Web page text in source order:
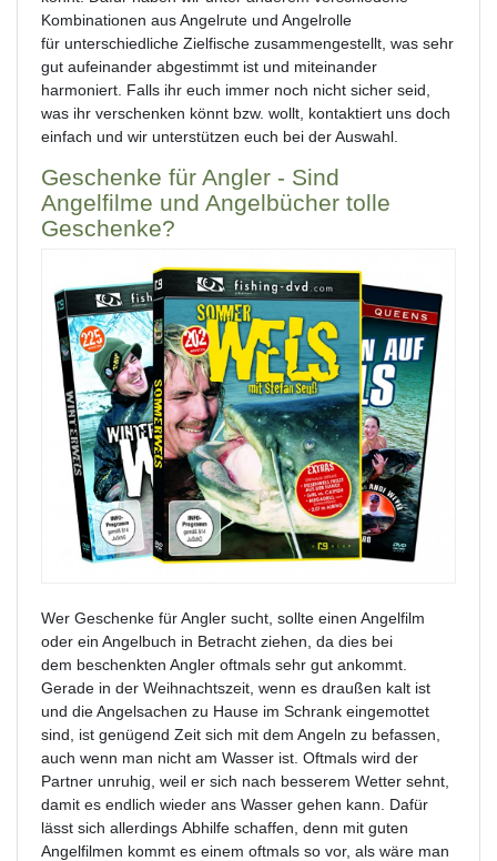
Kombinationen aus Angelrute und Angelrolle
für unterschiedliche Zielfische zusammengestellt, was sehr
gut aufeinander abgestimmt ist und miteinander
harmoniert. Falls ihr euch immer noch nicht sicher seid,
was ihr verschenken könnt bzw. wollt, kontaktiert uns doch
einfach und wir unterstützen euch bei der Auswahl.
Geschenke für Angler - Sind
Angelfilme und Angelbücher tolle
Geschenke?
Wer Geschenke für Angler sucht, sollte einen Angelfilm
oder ein Angelbuch in Betracht ziehen, da dies bei
dem beschenkten Angler oftmals sehr gut ankommt.
Gerade in der Weihnachtszeit, wenn es draußen kalt ist
und die Angelsachen zu Hause im Schrank eingemottet
sind, ist genügend Zeit sich mit dem Angeln zu befassen,
auch wenn man nicht am Wasser ist. Oftmals wird der
Partner unruhig, weil er sich nach besserem Wetter sehnt,
damit es endlich wieder ans Wasser gehen kann. Dafür
lässt sich allerdings Abhilfe schaffen, denn mit guten
Angelfilmen kommt es einem oftmals so vor, als wäre man